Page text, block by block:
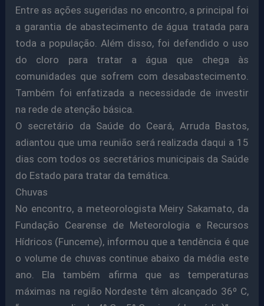
Entre as ações sugeridas no encontro, a principal foi
a garantia de abastecimento de água tratada para
toda a população. Além disso, foi defendido o uso
do cloro para tratar a água que chega às
comunidades que sofrem com desabastecimento.
Também foi enfatizada a necessidade de investir
na rede de atenção básica.
O secretário da Saúde do Ceará, Arruda Bastos,
adiantou que uma reunião será realizada daqui a 15
dias com todos os secretários municipais da Saúde
do Estado para tratar da temática.
Chuvas
No encontro, a meteorologista Meiry Sakamato, da
Fundação Cearense de Meteorologia e Recursos
Hídricos (Funceme), informou que a tendência é que
o volume de chuvas continue abaixo da média este
ano. Ela também afirma que as temperaturas
máximas na região Nordeste têm alcançado 36º C,